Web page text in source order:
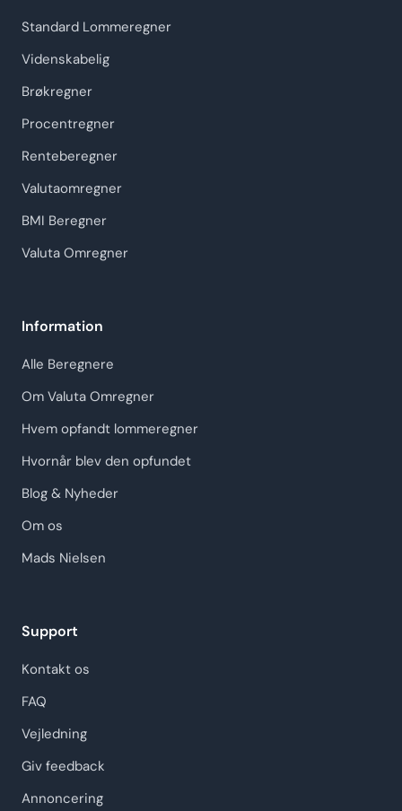
Standard Lommeregner
Videnskabelig
Brøkregner
Procentregner
Renteberegner
Valutaomregner
BMI Beregner
Valuta Omregner
Information
Alle Beregnere
Om Valuta Omregner
Hvem opfandt lommeregner
Hvornår blev den opfundet
Blog & Nyheder
Om os
Mads Nielsen
Support
Kontakt os
FAQ
Vejledning
Giv feedback
Annoncering